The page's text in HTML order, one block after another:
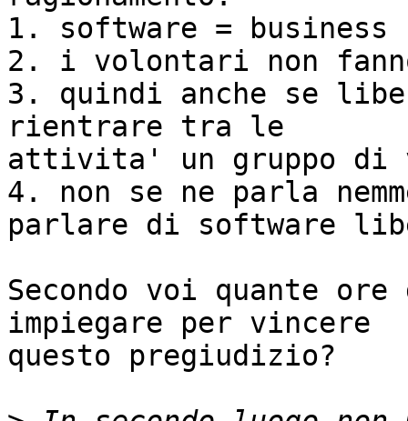
1. software = business
2. i volontari non
3. quindi anche se
rientrare tra le
attivita' un gruppo di
4. non se ne parla
parlare di software
Secondo voi quante
impiegare per vincere
questo pregiudizio?